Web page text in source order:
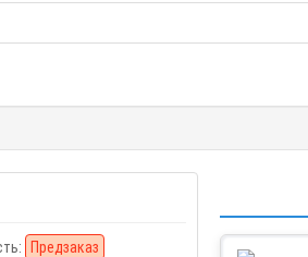
Предзаказ